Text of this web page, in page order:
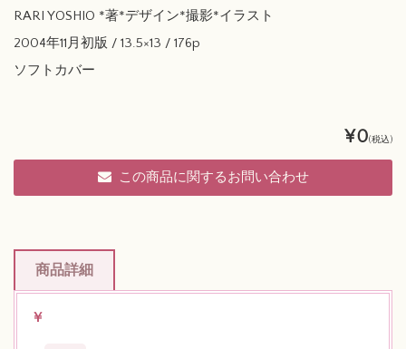
RARI YOSHIO *著*デザイン*撮影*イラスト
2004年11月初版 / 13.5×13 / 176p
ソフトカバー
¥0(税込)
この商品に関するお問い合わせ
商品詳細
￥